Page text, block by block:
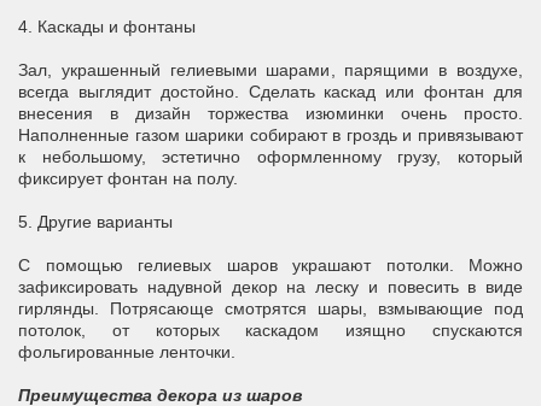
4. Каскады и фонтаны
Зал, украшенный гелиевыми шарами, парящими в воздухе,
всегда выглядит достойно. Сделать каскад или фонтан для
внесения в дизайн торжества изюминки очень просто.
Наполненные газом шарики собирают в гроздь и привязывают
к небольшому, эстетично оформленному грузу, который
фиксирует фонтан на полу.
5. Другие варианты
С помощью гелиевых шаров украшают потолки. Можно
зафиксировать надувной декор на леску и повесить в виде
гирлянды. Потрясающе смотрятся шары, взмывающие под
потолок, от которых каскадом изящно спускаются
фольгированные ленточки.
Преимущества декора из шаров